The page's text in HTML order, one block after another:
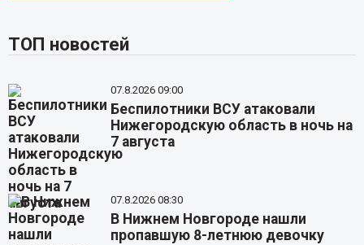
ТОП новостей
07.8.2026 09:00
Беспилотники ВСУ атаковали
Нижегородскую область в ночь на
7 августа
07.8.2026 08:30
В Нижнем Новгороде нашли
пропавшую 8-летнюю девочку